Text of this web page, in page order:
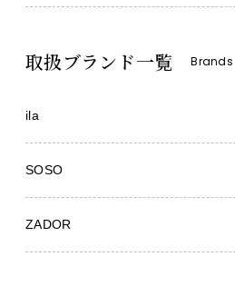
取扱ブランド一覧 Brands
ila
SOSO
ZADOR